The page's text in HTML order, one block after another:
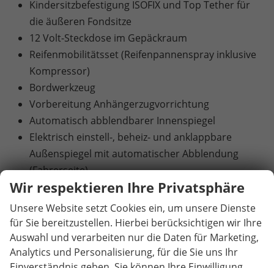
Kindersitzbefestigung ISOFIX und Top Tether für
die äußeren Fondsitze
12 Volt-Steckdose im Gepäckraum
Reifenmobilitätsset (Reifenpannenspray inklusive
Kompressor)
Bordwerkzeug
Vorbereitung Anhängerzugvorrichtung
Automatisch abblendbarer Innenspiegel
Elektrisch einstell-, beheiz- und anklappbare
Außenspiegel mit automatischer Abblendung
(Fahrerseite)
Dritter Fahrzeugschlüssel mit Funkfernbedienung
KESSY (schlüsselloses Zugangs- und Start-Stopp-
System)
Sunset (Heckscheibe und hintere Seitenscheiben
dunkel getönt)
Wir respektieren Ihre Privatsphäre
Unsere Website setzt Cookies ein, um unsere Dienste
für Sie bereitzustellen. Hierbei berücksichtigen wir Ihre
Auswahl und verarbeiten nur die Daten für Marketing,
Analytics und Personalisierung, für die Sie uns Ihr